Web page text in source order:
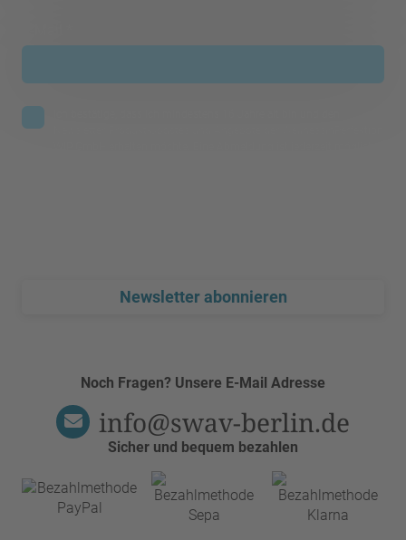
Newsletter abonnieren
Sicher und bequem bezahlen
Noch Fragen? Unsere E-Mail Adresse
info@swav-berlin.de